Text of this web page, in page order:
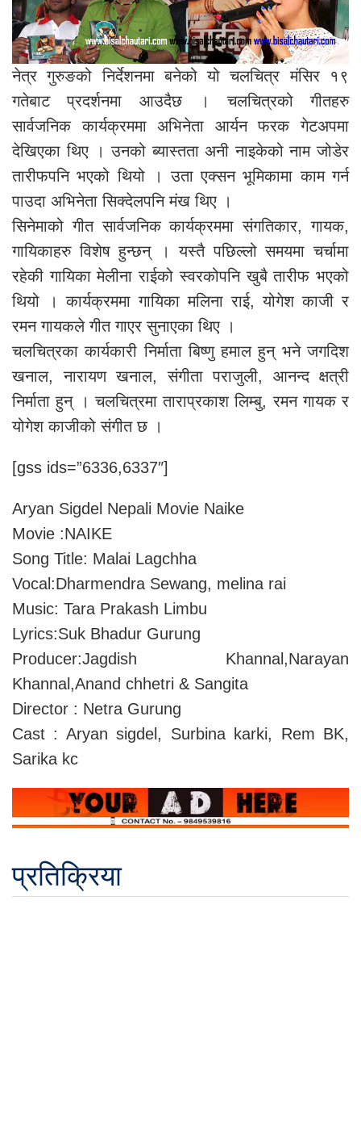
नेत्र गुरुङको निर्देशनमा बनेको यो चलचित्र मंसिर १९
गतेबाट प्रदर्शनमा आउदैछ । चलचित्रको गीतहरु
सार्वजनिक कार्यक्रममा अभिनेता आर्यन फरक गेटअपमा
देखिएका थिए । उनको ब्यास्तता अनी नाइकेको नाम जोडेर
तारीफपनि भएको थियो । उता एक्सन भूमिकामा काम गर्न
पाउदा अभिनेता सिक्देलपनि मंख थिए ।
सिनेमाको गीत सार्वजनिक कार्यक्रममा संगतिकार, गायक,
गायिकाहरु विशेष हुन्छन् । यस्तै पछिल्लो समयमा चर्चामा
रहेकी गायिका मेलीना राईको स्वरकोपनि खुबै तारीफ भएको
थियो । कार्यक्रममा गायिका मलिना राई, योगेश काजी र
रमन गायकले गीत गाएर सुनाएका थिए ।
चलचित्रका कार्यकारी निर्माता बिष्णु हमाल हुन् भने जगदिश
खनाल, नारायण खनाल, संगीता पराजुली, आनन्द क्षत्री
निर्माता हुन् । चलचित्रमा ताराप्रकाश लिम्बु, रमन गायक र
योगेश काजीको संगीत छ ।
[gss ids=”6336,6337″]
Aryan Sigdel Nepali Movie Naike
Movie :NAIKE
Song Title: Malai Lagchha
Vocal:Dharmendra Sewang, melina rai
Music: Tara Prakash Limbu
Lyrics:Suk Bhadur Gurung
Producer:Jagdish Khannal,Narayan
Khannal,Anand chhetri & Sangita
Director : Netra Gurung
Cast : Aryan sigdel, Surbina karki, Rem BK,
Sarika kc
प्रतिक्रिया